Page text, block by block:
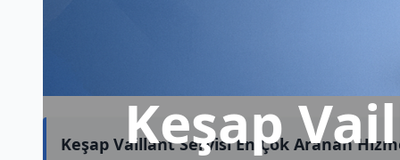
Keşap
Keşap Vaillant Servisi En Çok Aranan